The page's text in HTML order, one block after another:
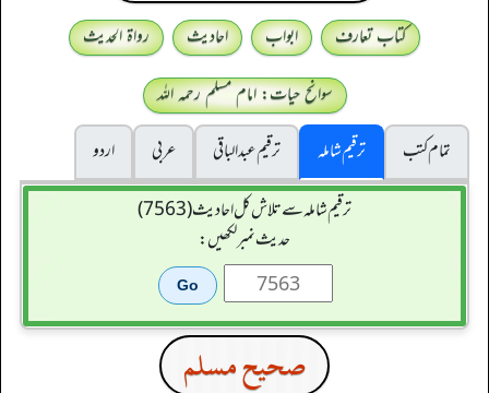
کتاب تعارف ابواب احادیث
رواۃ الحدیث
سوانح حیات: امام مسلم رحمہ اللہ
تمام کتب
ترقیم شاملہ ترقيم عبدالباقی عربی
اردو
ترقیم شاملہ سے تلاش کل احادیث (7563)
حدیث نمبر لکھیں:
صحيح مسلم